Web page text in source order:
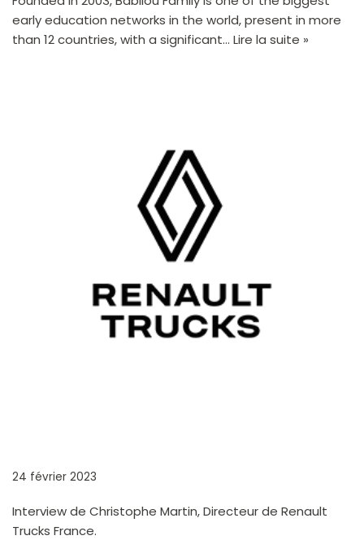
early education networks in the world, present in more
than 12 countries, with a significant… Lire la suite »
24 février 2023
Interview de Christophe Martin, Directeur de Renault
Trucks France.